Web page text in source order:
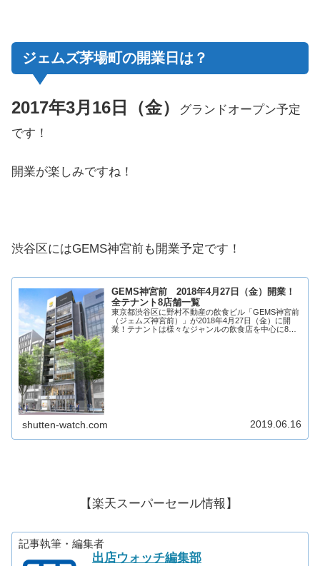
ジェムズ茅場町の開業日は？
2017年3月16日（金）
グランドオープン予定
です！
開業が楽しみですね！
渋谷区にはGEMS神宮前も開業予定です！
GEMS神宮前 2018年4月27日（金）開業！
全テナント8店舗一覧
東京都渋谷区に野村不動産の飲食ビル「GEMS神宮前
（ジェムズ神宮前）」が2018年4月27日（金）に開
業！テナントは様々なジャンルの飲食店を中心に8店
shutten-watch.com 2019.06.16
【楽天スーパーセール情報】
記事執筆・編集者
出店ウォッチ編集部